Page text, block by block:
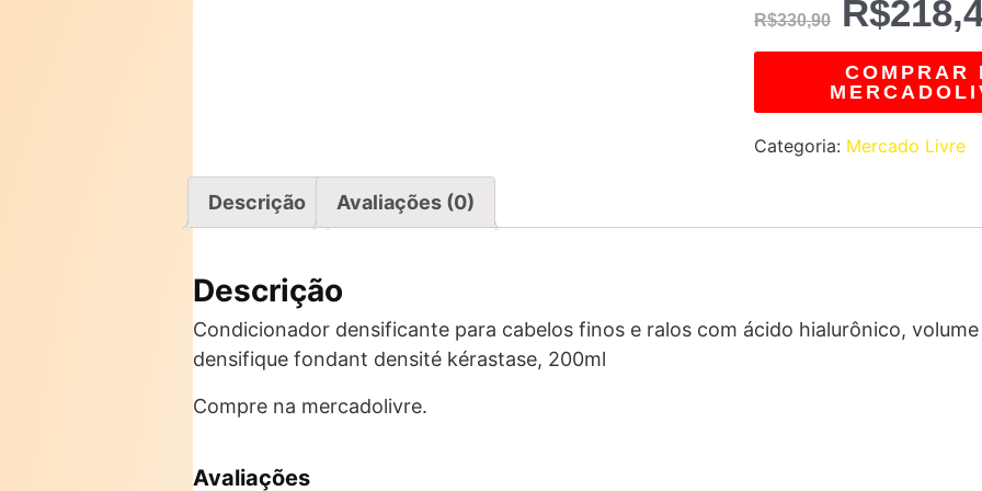
R$330,90 R$
COMPRAR
Categoria: Mercado Livre
Descrição Avaliações (0)
Descrição
Condicionador densificante para cabelos finos e ralos com ácido hialurônico,
densifique fondant densité kérastase, 200ml
Compre na mercadolivre.
Avaliações